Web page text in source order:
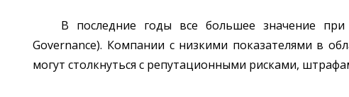
В последние годы все большее значение при
Governance). Компании с низкими показателями в
могут столкнуться с репутационными рисками,